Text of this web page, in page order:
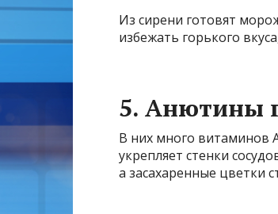
Из сирени готовят
избежать горького
5. Анютины
В них много витаминов
укрепляет стенки
а засахаренные цветки